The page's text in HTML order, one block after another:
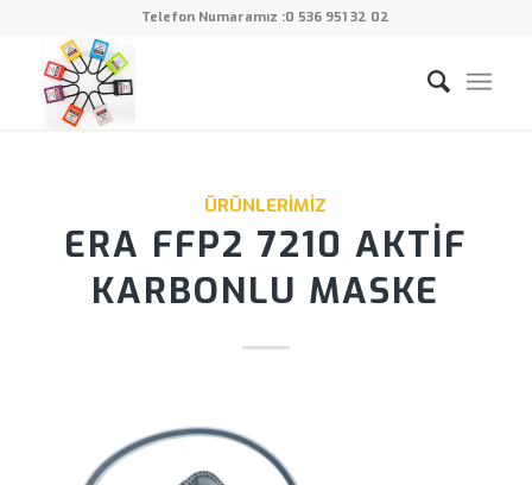
Telefon Numaramız :0 536 951 32 02
ÜRÜNLERIMIZ
ERA FFP2 7210 AKTIF
KARBONLU MASKE